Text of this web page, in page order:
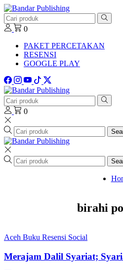
0
PAKET PERCETAKAN
RESENSI
GOOGLE PLAY
0
birahi
Aceh Buku Resensi Social
Merajam Dalil Syariat;